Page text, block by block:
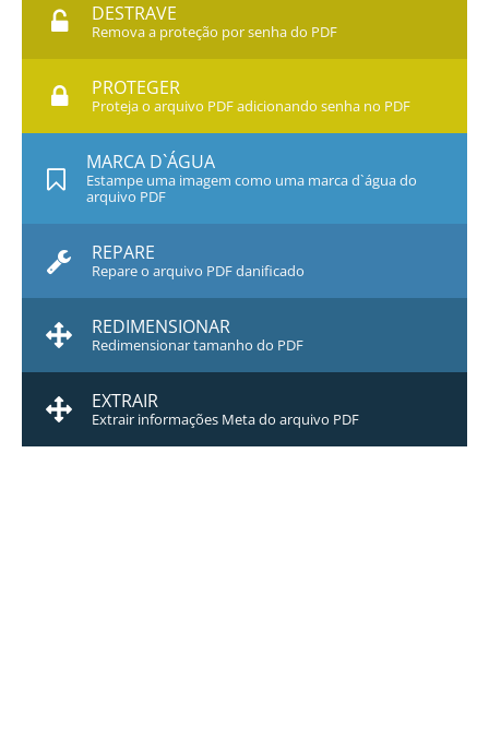
DESTRAVE
Remova a proteção por senha do PDF
PROTEGER
Proteja o arquivo PDF adicionando senha no PDF
MARCA D`ÁGUA
Estampe uma imagem como uma marca d`água do
arquivo PDF
REPARE
Repare o arquivo PDF danificado
REDIMENSIONAR
Redimensionar tamanho do PDF
EXTRAIR
Extrair informações Meta do arquivo PDF